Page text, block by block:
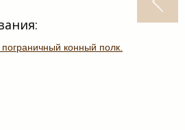
конный полк.